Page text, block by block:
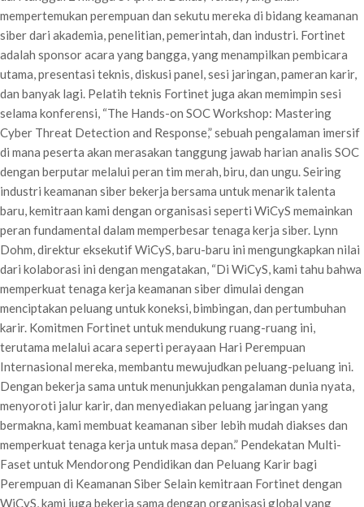
mempertemukan perempuan dan sekutu mereka di bidang keamanan
siber dari akademia, penelitian, pemerintah, dan industri. Fortinet
adalah sponsor acara yang bangga, yang menampilkan pembicara
utama, presentasi teknis, diskusi panel, sesi jaringan, pameran karir,
dan banyak lagi. Pelatih teknis Fortinet juga akan memimpin sesi
selama konferensi, “The Hands-on SOC Workshop: Mastering
Cyber Threat Detection and Response,” sebuah pengalaman imersif
di mana peserta akan merasakan tanggung jawab harian analis SOC
dengan berputar melalui peran tim merah, biru, dan ungu. Seiring
industri keamanan siber bekerja bersama untuk menarik talenta
baru, kemitraan kami dengan organisasi seperti WiCyS memainkan
peran fundamental dalam memperbesar tenaga kerja siber. Lynn
Dohm, direktur eksekutif WiCyS, baru-baru ini mengungkapkan nilai
dari kolaborasi ini dengan mengatakan, “Di WiCyS, kami tahu bahwa
memperkuat tenaga kerja keamanan siber dimulai dengan
menciptakan peluang untuk koneksi, bimbingan, dan pertumbuhan
karir. Komitmen Fortinet untuk mendukung ruang-ruang ini,
terutama melalui acara seperti perayaan Hari Perempuan
Internasional mereka, membantu mewujudkan peluang-peluang ini.
Dengan bekerja sama untuk menunjukkan pengalaman dunia nyata,
menyoroti jalur karir, dan menyediakan peluang jaringan yang
bermakna, kami membuat keamanan siber lebih mudah diakses dan
memperkuat tenaga kerja untuk masa depan.” Pendekatan Multi-
Faset untuk Mendorong Pendidikan dan Peluang Karir bagi
Perempuan di Keamanan Siber Selain kemitraan Fortinet dengan
WiCyS, kami juga bekerja sama dengan organisasi global yang